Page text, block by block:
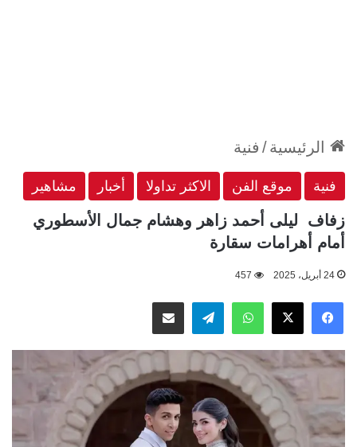
الرئيسية/ فنية
فنية موقع الفن الاكثر تداولا أخبار مشاهير
زفاف ليلى أحمد زاهر وهشام جمال الأسطوري
أمام أهرامات سقارة
24 أبريل، 2025 457
فيسبوك
‫X واتسابتيلقراممشاركة عبر البريد